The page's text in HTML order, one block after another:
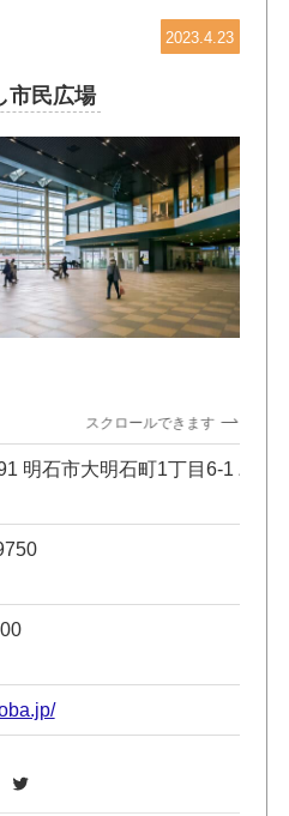
2023.4.23
市民広場
スクロールできます
明石市大明石町1丁目6-1 パピ
Twitter